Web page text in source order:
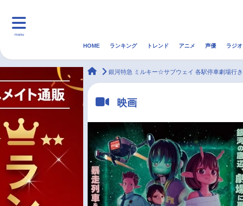
menu
マンガ・ラノベ ゲーム・アプリ
最新記事一覧
アニメ記事一覧
声優記事一覧
HOME ランキング トレンド アニメ 声優 ラジオ
animateTimes
銀河特急 ミルキー☆サブウェイ 各駅停車劇場行き
映画